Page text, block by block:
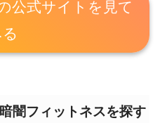
公式サイトを見て
闇フィットネスを探す